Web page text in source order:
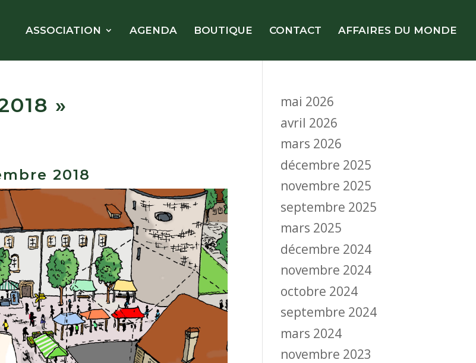
ASSOCIATION AGENDA BOUTIQUE CONTACT AFFAIRES DU MONDE
»
2018
mai 2026
avril 2026
mars 2026
décembre 2025
novembre 2025
septembre 2025
mars 2025
décembre 2024
novembre 2024
octobre 2024
septembre 2024
mars 2024
novembre 2023